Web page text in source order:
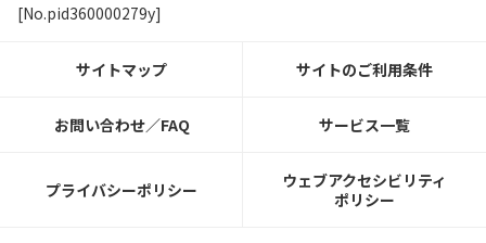
[No.pid360000279y]
サイトマップ サイトのご利用条件
お問い合わせ／FAQ サービス一覧
プライバシーポリシー
ウェブアクセシビリティ
ポリシー